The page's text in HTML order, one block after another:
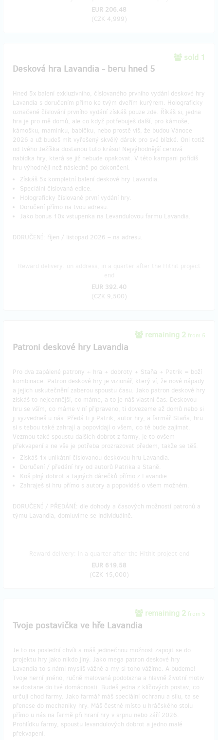
EUR 206.48
(CZK 4,999)
sold 1
Desková hra Lavandia - beru hned 5
Hned 5x balení exkluzivního, číslovaného prvního vydání deskové hry
Lavandia s doručením přímo ke tvým dveřím kurýrem. Holograficky
označené číslování prvního vydání získáš pouze zde. Říkáš si, jedna
hra je pro mě domů, ale co když potřebuješ další, pro kámoše,
kámošku, maminku, babičku, nebo prostě víš, že budou Vánoce
2026 a už budeš mít vyřešený skvělý dárek pro své blízké. Oni totiž
od tvého Ježíška dostanou tuto krásu! Nejvýhodnější cenová
nabídka hry, která se již nebude opakovat. V této kampani pořídíš
hru výhodněji než následně po dokončení.
Získáš 5x kompletní balení deskové hry Lavandia.
Speciální číslovaná edice.
Holograficky číslované první vydání hry.
Doručení přímo na tvou adresu.
Jako bonus 10x vstupenka na Levandulovou farmu Lavandia.
DORUČENÍ: říjen / listopad 2026 – na adresu.
EUR 392.40
(CZK 9,500)
remaining 2 from 5
Patroni deskové hry Lavandia
Pro dva zapálené patrony + hra + dobroty + Staňa + Patrik = boží
kombinace. Patron deskové hry je vizionář, který ví, že nové nápady
a jejich uskutečnění zaberou spoustu času. Jako patron deskové hry
získáš to nejcennější, co máme, a to je náš vlastní čas. Deskovou
hru se vším, co máme v ní připraveno, ti dovezeme až domů nebo si
ji vyzvedneš u nás. Předá ti ji Patrik, autor hry, a farmář Staňa, hru
si s tebou také zahrají a popovídají o všem, co tě bude zajímat.
Vezmou také spoustu dalších dobrot z farmy, je to ovšem
překvapení a ne vše je potřeba prozrazovat předem, takže se těš.
Získáš 1x unikátní číslovanou deskovou hru Lavandia.
Doručení / předání hry od autorů Patrika a Staně.
Koš plný dobrot a tajných dárečků přímo z Lavandie.
Zahraješ si hru přímo s autory a popovídáš o všem možném.
DORUČENÍ / PŘEDÁNÍ: dle dohody a časových možností patronů a
týmu Lavandia, domluvíme se individuálně.
EUR 619.58
(CZK 15,000)
remaining 2 from 5
Tvoje postavička ve hře Lavandia
Je to na poslední chvíli a máš jedinečnou možnost zapojit se do
projektu hry jako nikdo jiný. Jako mega patron deskové hry
Lavandia to s námi myslíš vážně a my si toho vážíme. A budeme!
Tvoje herní jméno, ručně malovaná podobizna a hlavně životní motiv
se dostane do tvé domácnosti. Budeš jedna z klíčových postav, co
určují chod farmy. Jako farmář máš speciální ochranu a sílu, ta se
přenese do mechaniky hry. Máš čestné místo u hráčského stolu
přímo u nás na farmě při hraní hry v srpnu nebo září 2026.
Prohlídku farmy, spoustu levandulových dobrot a jedno malé
překvapení.